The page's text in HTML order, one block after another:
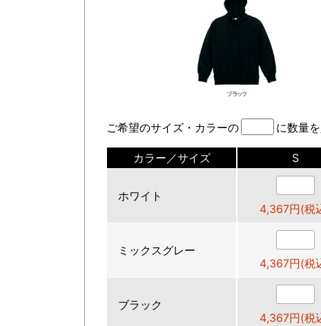
ご希望のサイズ・カラーの に数量
カラー／サイズ S
ホワイト
4,367円(税
ミックスグレー
4,367円(税
ブラック
4,367円(税